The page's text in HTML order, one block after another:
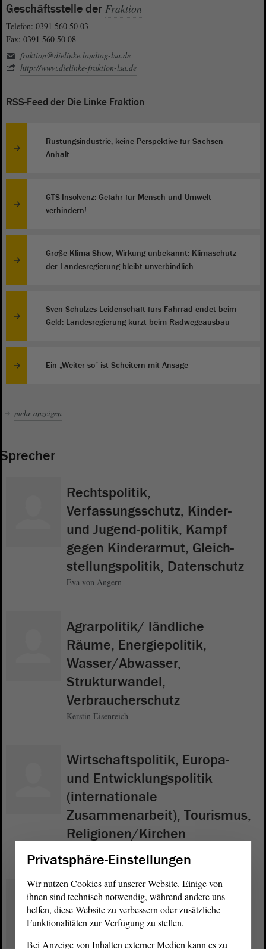
Geschäftsstelle der Fraktion
Telefon: 0391 560 50 03
Fax: 0391 560 50 08
fraktion@dielinke.landtag-lsa.de
http://www.dielinke-fraktion-lsa.de
RSS-Feed der Die Linke Fraktion
Rüstungsindustrie, keine Perspektive für Sachsen-
Anhalt
GTS-Insolvenz: Gefahr für Mensch und Umwelt
verhindern!
Große Klima-Show, Wirkung unbekannt: Klimaschutz
der Landesregierung bleibt unverbindlich
Sven Schulzes Leidenschaft fürs Fahrrad endet beim
Geld: Landesregierung kürzt beim Radwegeausbau
Ein „Weiter so“ ist Scheitern mit Ansage
mehr anzeigen
Sprecher
Rechtspolitik,
Verfassungsschutz, Kinder-
und Jugend-politik, Kampf
gegen Kinderarmut, Gleich-
stellungspolitik, Datenschutz
Eva von Angern
Agrarpolitik/ ländliche
Räume, Energiepolitik,
Wasser/Abwasser,
Strukturwandel,
Verbraucherschutz
Kerstin Eisenreich
Wirtschaftspolitik, Europa-
und Entwicklungspolitik
(internationale
Zusammenarbeit), Tourismus,
Religionen/Kirchen
Kulturpolitik, Medienpolitik
(Rundfunk),
Parlamentsreform
Stefan Gebhardt
Privatsphäre-Einstellungen
Wir nutzen Cookies auf unserer Website. Einige von
ihnen sind technisch notwendig, während andere uns
helfen, diese Website zu verbessern oder zusätzliche
Funktionalitäten zur Verfügung zu stellen.
Bei Anzeige von Inhalten externer Medien kann es zu